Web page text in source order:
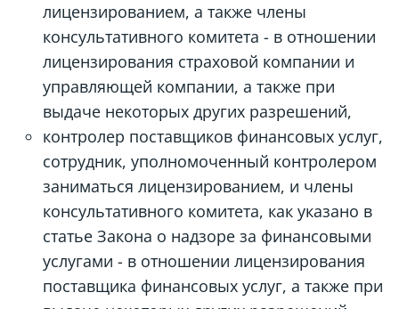
лицензированием, а также члены
консультативного комитета - в отношении
лицензирования страховой компании и
управляющей компании, а также при
выдаче некоторых других разрешений,
контролер поставщиков финансовых услуг,
сотрудник, уполномоченный контролером
заниматься лицензированием, и члены
консультативного комитета, как указано в
статье Закона о надзоре за финансовыми
услугами - в отношении лицензирования
поставщика финансовых услуг, а также при